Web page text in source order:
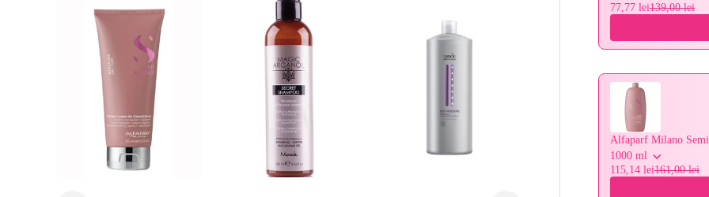
77,77 lei139,00 lei
Alfaparf Milano
1000 ml
115,14 lei161,00 lei